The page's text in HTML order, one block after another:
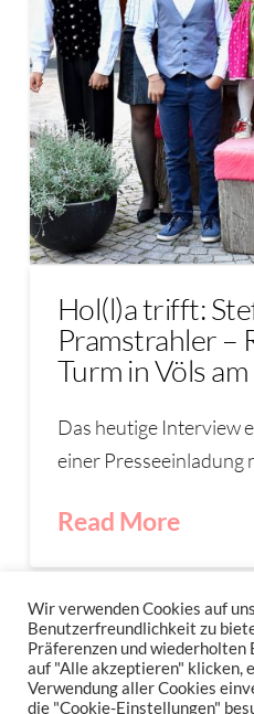
Hol(l)a trifft:
Pramstrahler –
Turm in Völs
Das heutige Interview
einer Presseeinladung
Read More
IMPRESSUM
NEWSLETTER
Wir verwenden Cookies auf
Benutzerfreundlichkeit zu
Präferenzen und wiederholten
auf "Alle akzeptieren" klicken,
Verwendung aller Cookies
die "Cookie-Einstellungen"